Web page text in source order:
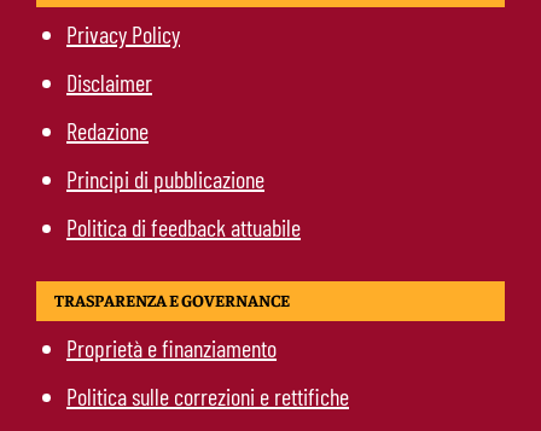
Privacy Policy
Disclaimer
Redazione
Principi di pubblicazione
Politica di feedback attuabile
TRASPARENZA E GOVERNANCE
Proprietà e finanziamento
Politica sulle correzioni e rettifiche